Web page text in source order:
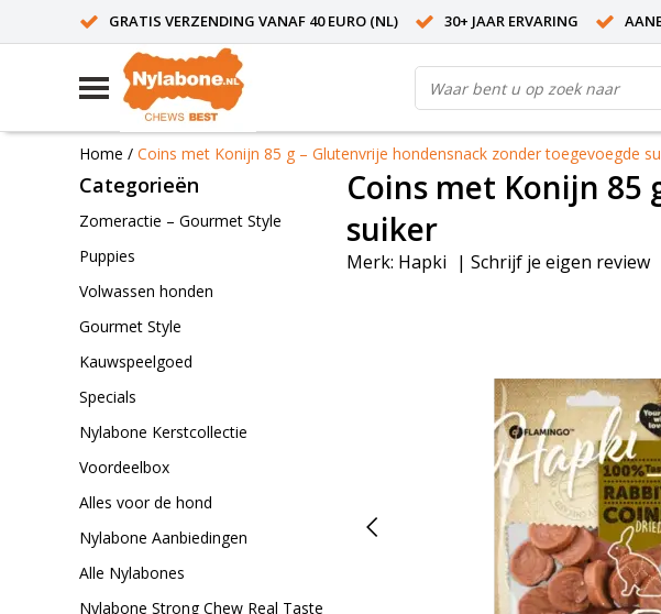
GRATIS VERZENDING VANAF 40 EURO (NL) 30+ JAAR ERVARING
Home / Coins met Konijn 85 g – Glutenvrije hondensnack zonder toegevoegde
Categorieën
Zomeractie – Gourmet Style
Puppies
Volwassen honden
Gourmet Style
Kauwspeelgoed
Specials
Nylabone Kerstcollectie
Voordeelbox
Alles voor de hond
Nylabone Aanbiedingen
Alle Nylabones
Nylabone Strong Chew Real Taste
Coins met Konijn 85
suiker
Merk: Hapki | Schrijf je eigen review